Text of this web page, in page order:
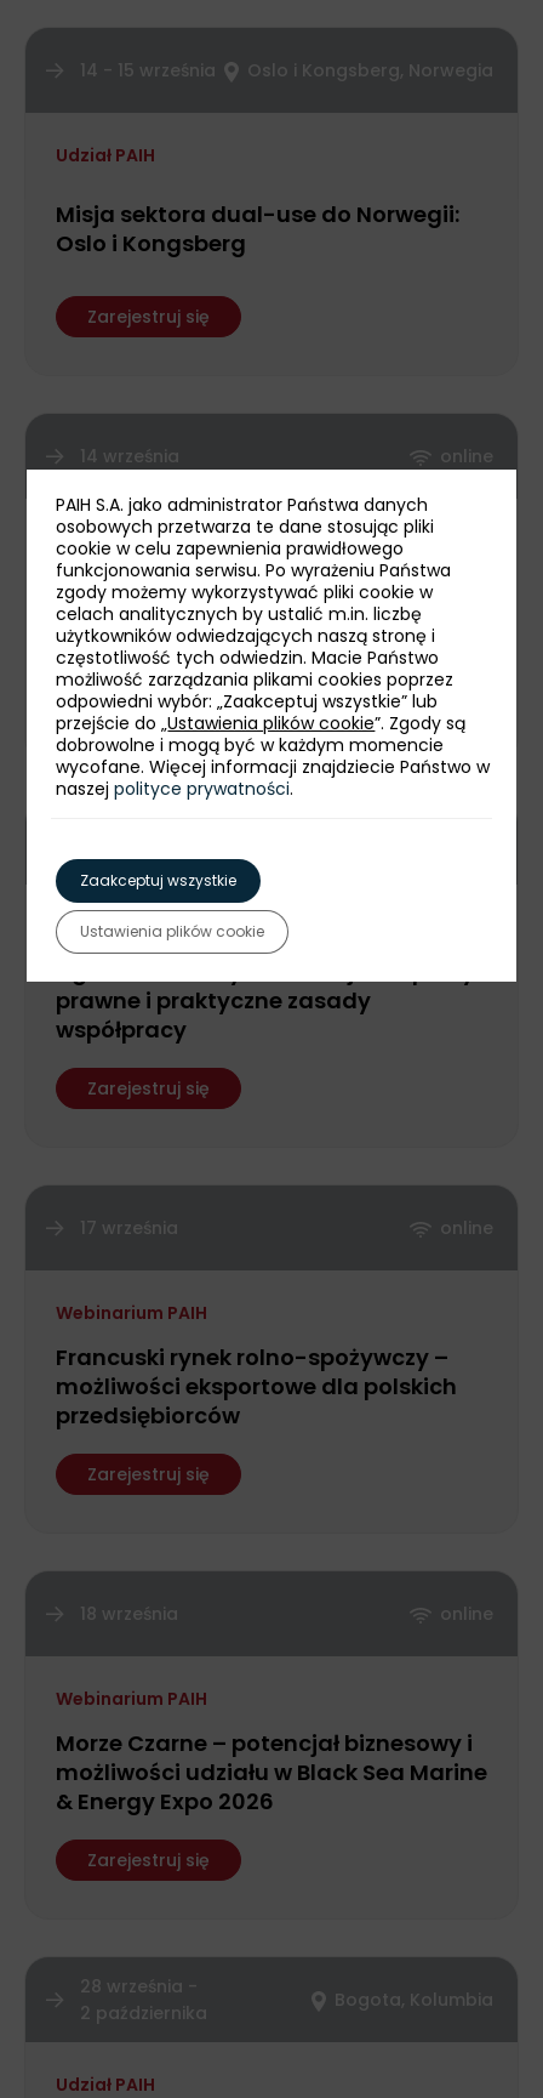
14 - 15 września Oslo i Kongsberg, Norwegia
Udział PAIH
Misja sektora dual-use do Norwegii:
Oslo i Kongsberg
Zarejestruj się
14 września online
Webinarium PAIH
Warsztaty praktyczne z
przygotowania wniosku w naborze
4N/2026 – projekt Polskie Mosty
Technologiczne
Zarejestruj się
Webinarium PAIH
prawne i praktyczne zasady
współpracy
Zarejestruj się
17 września online
Webinarium PAIH
Francuski rynek rolno-spożywczy –
możliwości eksportowe dla polskich
przedsiębiorców
Zarejestruj się
18 września online
Webinarium PAIH
Morze Czarne – potencjał biznesowy i
możliwości udziału w Black Sea Marine
& Energy Expo 2026
Zarejestruj się
28 września -
2 października
Bogota, Kolumbia
Udział PAIH
PAIH S.A. jako administrator Państwa danych
osobowych przetwarza te dane stosując pliki
cookie w celu zapewnienia prawidłowego
funkcjonowania serwisu. Po wyrażeniu Państwa
zgody możemy wykorzystywać pliki cookie w
celach analitycznych by ustalić m.in. liczbę
użytkowników odwiedzających naszą stronę i
częstotliwość tych odwiedzin. Macie Państwo
możliwość zarządzania plikami cookies poprzez
odpowiedni wybór: „Zaakceptuj wszystkie” lub
przejście do „Ustawienia plików cookie”. Zgody są
dobrowolne i mogą być w każdym momencie
wycofane. Więcej informacji znajdziecie Państwo w
naszejpolityce prywatności.
Zaakceptuj wszystkie
Ustawienia plików cookie